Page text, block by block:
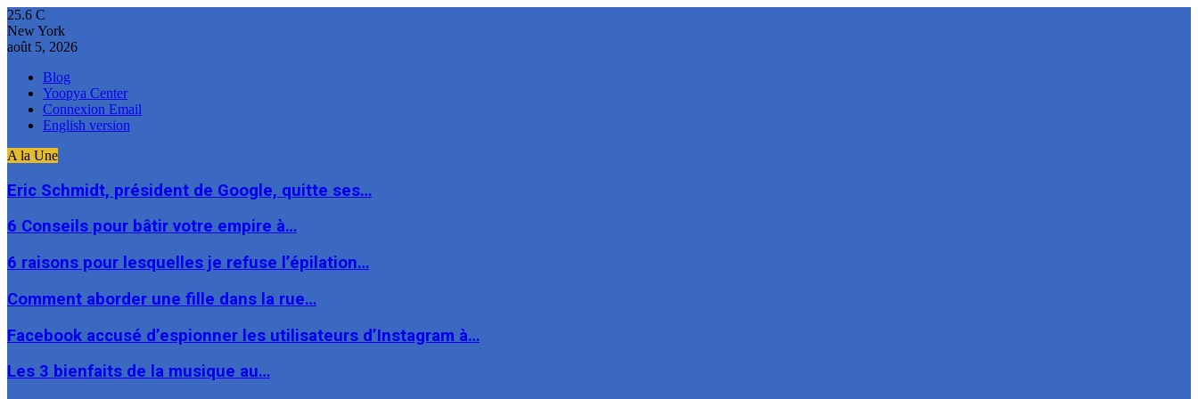
25.6 C
New York
août 5, 2026
Blog
Yoopya Center
Connexion Email
English version
A la Une
Eric Schmidt, président de Google, quitte ses…
6 Conseils pour bâtir votre empire à…
6 raisons pour lesquelles je refuse l’épilation…
Comment aborder une fille dans la rue…
Facebook accusé d’espionner les utilisateurs d’Instagram à…
Les 3 bienfaits de la musique au…